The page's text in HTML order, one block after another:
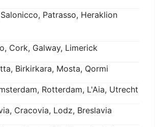
Patrasso, Heraklion
Cork, Galway, Limerick
Birkirkara, Mosta, Qormi
Rotterdam, L'Aia, Utrecht
Cracovia, Lodz, Breslavia